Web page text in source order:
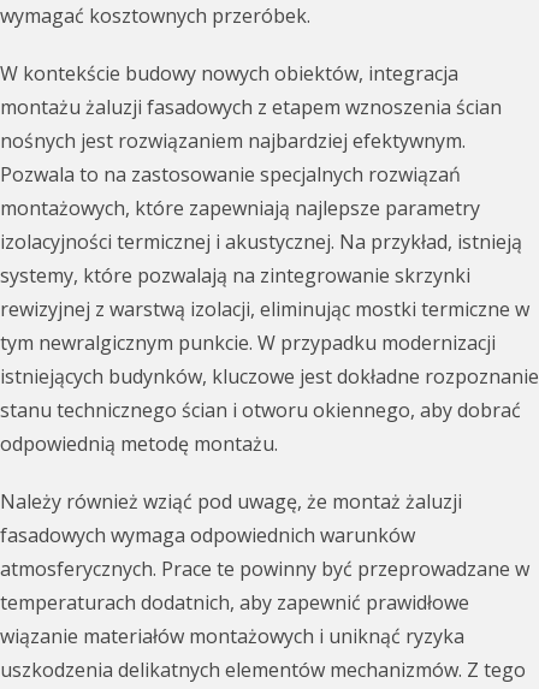
wymagać kosztownych przeróbek.
W kontekście budowy nowych obiektów, integracja
montażu żaluzji fasadowych z etapem wznoszenia ścian
nośnych jest rozwiązaniem najbardziej efektywnym.
Pozwala to na zastosowanie specjalnych rozwiązań
montażowych, które zapewniają najlepsze parametry
izolacyjności termicznej i akustycznej. Na przykład, istnieją
systemy, które pozwalają na zintegrowanie skrzynki
rewizyjnej z warstwą izolacji, eliminując mostki termiczne w
tym newralgicznym punkcie. W przypadku modernizacji
istniejących budynków, kluczowe jest dokładne rozpoznanie
stanu technicznego ścian i otworu okiennego, aby dobrać
odpowiednią metodę montażu.
Należy również wziąć pod uwagę, że montaż żaluzji
fasadowych wymaga odpowiednich warunków
atmosferycznych. Prace te powinny być przeprowadzane w
temperaturach dodatnich, aby zapewnić prawidłowe
wiązanie materiałów montażowych i uniknąć ryzyka
uszkodzenia delikatnych elementów mechanizmów. Z tego